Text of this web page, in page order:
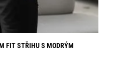
FIT STŘIHU S MODRÝM